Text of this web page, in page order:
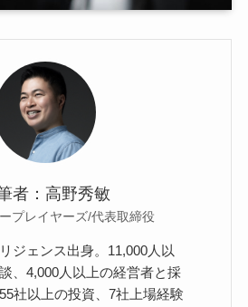
者：高野秀敏
プレイヤーズ/代表取締役
ジェンス出身。11,000人以
、4,000人以上の経営者と採
社以上の投資、7社上場経験